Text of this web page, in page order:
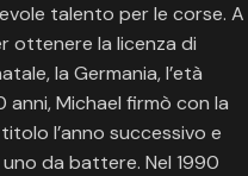
talento per le corse. A
ottenere la licenza di
la Germania, l’età
anni, Michael firmò con la
l’anno successivo e
da battere. Nel 1990